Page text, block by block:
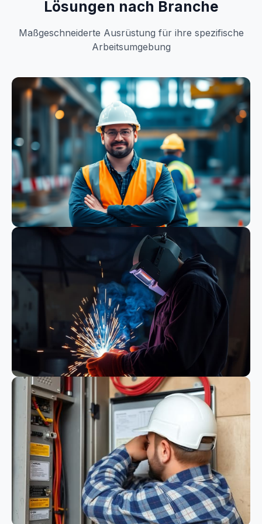
Lösungen nach Branche
Maßgeschneiderte Ausrüstung für ihre spezifische
Arbeitsumgebung
Bauwesen
Schweißen